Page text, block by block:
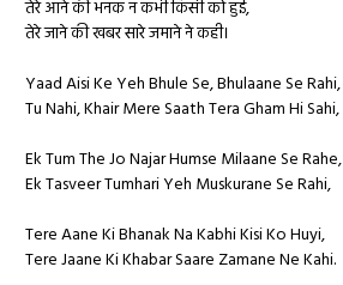
तेरे आने की भनक न कभी किसी को हुई,
तेरे जाने की खबर सारे जमाने ने कही।
Yaad Aisi Ke Yeh Bhule Se, Bhulaane Se Rahi,
Tu Nahi, Khair Mere Saath Tera Gham Hi Sahi,
Ek Tum The Jo Najar Humse Milaane Se Rahe,
Ek Tasveer Tumhari Yeh Muskurane Se Rahi,
Tere Aane Ki Bhanak Na Kabhi Kisi Ko Huyi,
Tere Jaane Ki Khabar Saare Zamane Ne Kahi.